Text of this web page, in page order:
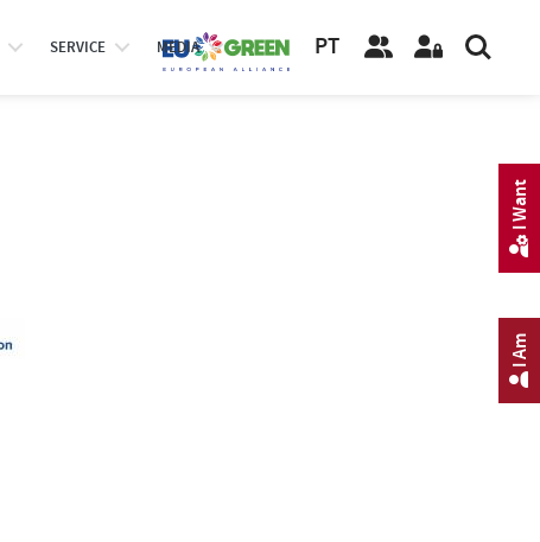
SERVICE MEDIA PT
I Am
I Want